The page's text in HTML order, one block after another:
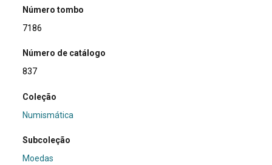
Número tombo
7186
Número de catálogo
837
Coleção
Numismática
Subcoleção
Moedas